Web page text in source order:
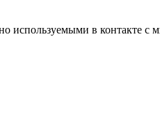
используемыми в контакте с